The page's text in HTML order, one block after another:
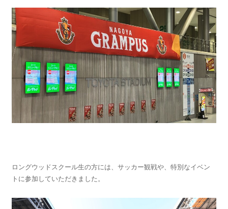
ロングウッドスクール生の方には、サッカー観戦や、特別なイベン
トに参加していただきました。